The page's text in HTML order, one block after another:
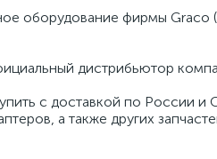
оборудование фирмы
дистрибьютор
с доставкой по России и
а также других